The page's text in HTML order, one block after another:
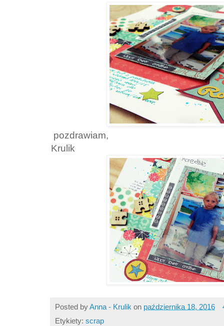
pozdrawiam,
Krulik
Posted byAnna - Krulik on października 18, 2016
Etykiety: scrap